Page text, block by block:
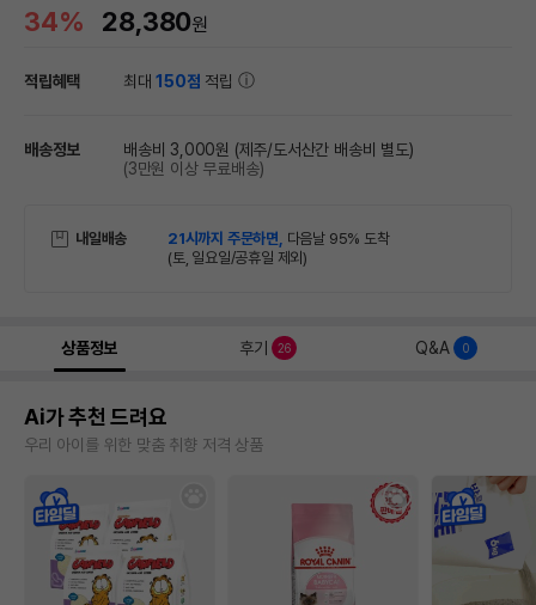
34% 28,380원
적립혜택 최대150점 적립
배송정보 배송비 3,000원 (제주/도서산간 배송비 별도)
(3만원 이상 무료배송)
내일배송 21시까지 주문하면, 다음날 95% 도착
(토, 일요일/공휴일 제외)
상품정보 후기 26 Q&A 0
Ai가 추천 드려요
우리 아이를 위한 맞춤 취향 저격 상품